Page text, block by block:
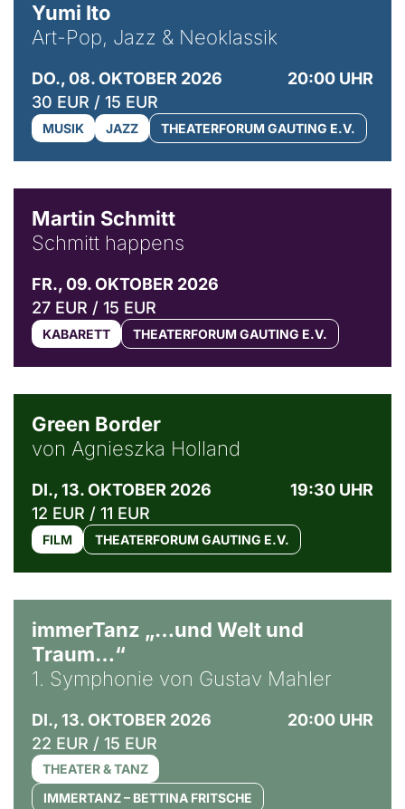
Yumi Ito
Art-Pop, Jazz & Neoklassik
DO., 08. OKTOBER 2026
20:00 UHR
30 EUR / 15 EUR
MUSIK JAZZ THEATERFORUM GAUTING E.V.
Martin Schmitt
Schmitt happens
FR., 09. OKTOBER 2026
27 EUR / 15 EUR
KABARETT THEATERFORUM GAUTING E.V.
Green Border
von Agnieszka Holland
DI., 13. OKTOBER 2026
19:30 UHR
12 EUR / 11 EUR
FILM THEATERFORUM GAUTING E.V.
immerTanz „…und Welt und
Traum…“
1. Symphonie von Gustav Mahler
DI., 13. OKTOBER 2026
20:00 UHR
22 EUR / 15 EUR
THEATER & TANZ
IMMERTANZ – BETTINA FRITSCHE